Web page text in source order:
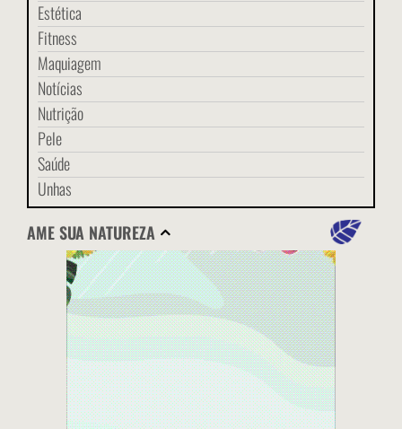
Estética
Fitness
Maquiagem
Notícias
Nutrição
Pele
Saúde
Unhas
AME SUA NATUREZA